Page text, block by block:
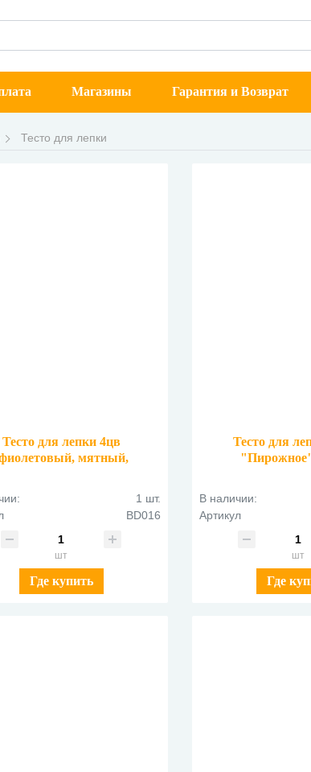
Магазины Гарантия и Возврат
Тесто для лепки
Тесто для лепки 4цв
мятный,
1 шт.
BD016
шт
Где купить
Тесто для
В наличии:
Артикул
шт
Где